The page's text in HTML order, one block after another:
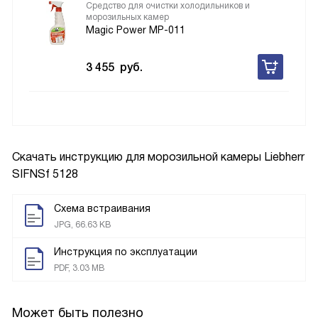
Скачать инструкцию для морозильной камеры Liebherr
SIFNSf 5128
Схема встраивания
JPG, 66.63 KB
Инструкция по эксплуатации
PDF, 3.03 MB
Может быть полезно
Средство для очистки холодильников и
морозильных камер
Magic Power MP-011
3 455 руб.